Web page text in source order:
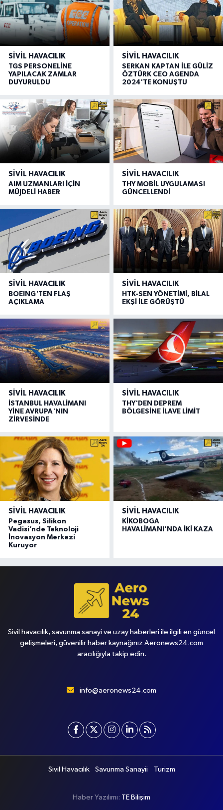
SIVIL HAVACILIK
TGS PERSONELİNE
YAPILACAK ZAMLAR
DUYURULDU
SIVIL HAVACILIK
SERKAN KAPTAN İLE GÜLİZ
ÖZTÜRK CEO AGENDA
2024'TE KONUŞTU
SIVIL HAVACILIK
AIM UZMANLARI İÇİN
MÜJDELİ HABER
SIVIL HAVACILIK
THY MOBİL UYGULAMASI
GÜNCELLENDİ
SIVIL HAVACILIK
BOEING'TEN FLAŞ
AÇIKLAMA
SIVIL HAVACILIK
HTK-SEN YÖNETİMİ, BİLAL
EKŞİ İLE GÖRÜŞTÜ
SIVIL HAVACILIK
İSTANBUL HAVALİMANI
YİNE AVRUPA'NIN
ZİRVESİNDE
SIVIL HAVACILIK
THY'DEN DEPREM
BÖLGESİNE İLAVE LİMİT
SIVIL HAVACILIK
Pegasus, Silikon
Vadisi’nde Teknoloji
İnovasyon Merkezi
Kuruyor
SIVIL HAVACILIK
KİKOBOGA
HAVALİMANI'NDA İKİ KAZA
Sivil havacılık, savunma sanayi ve uzay haberleri ile ilgili en güncel
gelişmeleri, güvenilir haber kaynağınız Aeronews24.com
aracılığıyla takip edin.
info@aeronews24.com
Sivil Havacılık Savunma Sanayii Turizm
Haber Yazılımı: TE Bilişim